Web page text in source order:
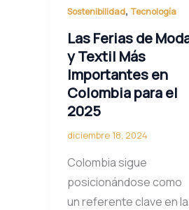
Sostenibilidad, Tecnología
Las Ferias de
y Textil Más
Importantes en
Colombia para el
2025
diciembre 18, 2024
Colombia sigue
posicionándose como
un referente clave en la